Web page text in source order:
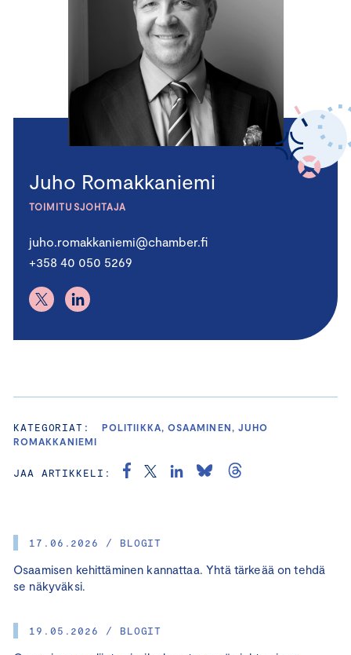
17.06.2026 / BLOGIT
Osaamisen kehittäminen kannattaa. Yhtä tärkeää on tehdä
se näkyväksi.
19.05.2026 / BLOGIT
Juho Romakkaniemi
TOIMITUSJOHTAJA
juho.romakkaniemi@chamber.fi
+358 40 050 5269
KATEGORIAT:
POLITIIKKA, OSAAMINEN, JUHO
ROMAKKANIEMI
JAA ARTIKKELI: